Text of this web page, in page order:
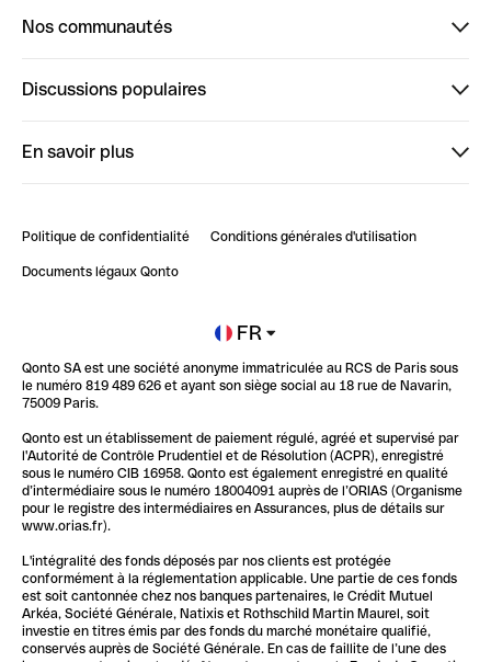
Nos communautés
ClubQonto
Discussions populaires
Impact de l'IA sur les carrières/productivité
En savoir plus
Blog
Newsroom
Glossaire finance
Politique de confidentialité Conditions générales d'utilisation
Documents légaux Qonto
FR
Qonto SA est une société anonyme immatriculée au RCS de Paris sous
le numéro 819 489 626 et ayant son siège social au 18 rue de Navarin,
75009 Paris.
Qonto est un établissement de paiement régulé, agréé et supervisé par
l'Autorité de Contrôle Prudentiel et de Résolution (ACPR), enregistré
sous le numéro CIB 16958. Qonto est également enregistré en qualité
d’intermédiaire sous le numéro 18004091 auprès de l’ORIAS (Organisme
pour le registre des intermédiaires en Assurances, plus de détails sur
www.orias.fr).
L'intégralité des fonds déposés par nos clients est protégée
conformément à la réglementation applicable. Une partie de ces fonds
est soit cantonnée chez nos banques partenaires, le Crédit Mutuel
Arkéa, Société Générale, Natixis et Rothschild Martin Maurel, soit
investie en titres émis par des fonds du marché monétaire qualifié,
conservés auprès de Société Générale. En cas de faillite de l’une des